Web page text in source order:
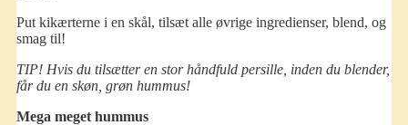
Put kikærterne i en skål, tilsæt alle øvrige ingredienser, blend, og
smag til!
TIP! Hvis du tilsætter en stor håndfuld persille, inden du blender,
får du en skøn, grøn hummus!
Mega meget hummus